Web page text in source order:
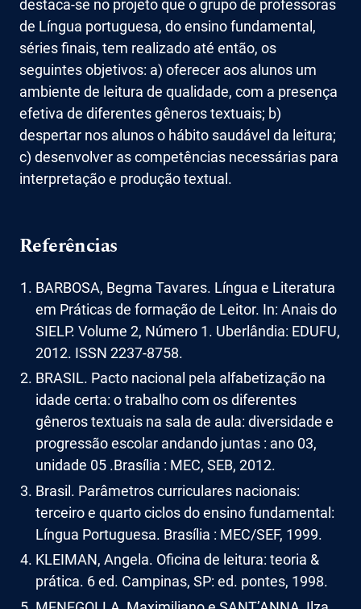
destaca-se no projeto que o grupo de professoras
de Língua portuguesa, do ensino fundamental,
séries finais, tem realizado até então, os
seguintes objetivos: a) oferecer aos alunos um
ambiente de leitura de qualidade, com a presença
efetiva de diferentes gêneros textuais; b)
despertar nos alunos o hábito saudável da leitura;
c) desenvolver as competências necessárias para
interpretação e produção textual.
Referências
BARBOSA, Begma Tavares. Língua e Literatura
em Práticas de formação de Leitor. In: Anais do
SIELP. Volume 2, Número 1. Uberlândia: EDUFU,
2012. ISSN 2237-8758.
BRASIL. Pacto nacional pela alfabetização na
idade certa: o trabalho com os diferentes
gêneros textuais na sala de aula: diversidade e
progressão escolar andando juntas : ano 03,
unidade 05 .Brasília : MEC, SEB, 2012.
Brasil. Parâmetros curriculares nacionais:
terceiro e quarto ciclos do ensino fundamental:
Língua Portuguesa. Brasília : MEC/SEF, 1999.
KLEIMAN, Angela. Oficina de leitura: teoria &
prática. 6 ed. Campinas, SP: ed. pontes, 1998.